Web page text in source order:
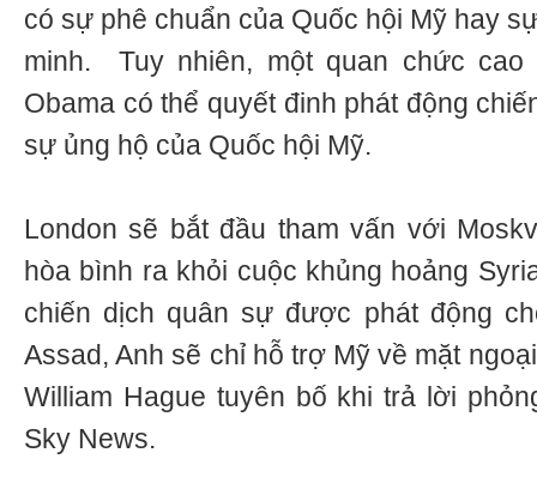
có sự phê chuẩn của Quốc hội Mỹ hay
minh. Tuy nhiên, một quan chức cao
Obama có thể quyết đinh phát động
sự ủng hộ của Quốc hội Mỹ.
London sẽ bắt đầu tham vấn với
hòa bình ra khỏi cuộc khủng hoảng
chiến dịch quân sự được phát động
Assad, Anh sẽ chỉ hỗ trợ Mỹ về mặt
William Hague tuyên bố khi trả lời
Sky News.